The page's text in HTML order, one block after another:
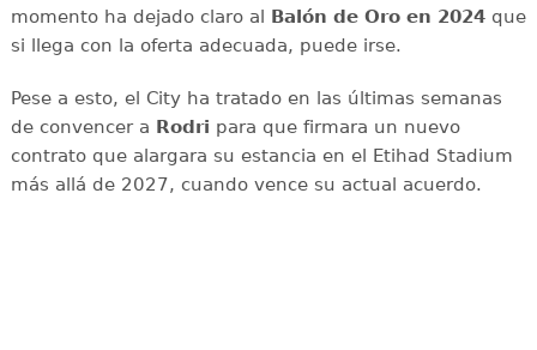
momento ha dejado claro al Balón de Oro en 2024que
si llega con la oferta adecuada, puede irse.
Pese a esto, el City ha tratado en las últimas semanas
de convencer a Rodri para que firmara un nuevo
contrato que alargara su estancia en el Etihad Stadium
más allá de 2027, cuando vence su actual acuerdo.